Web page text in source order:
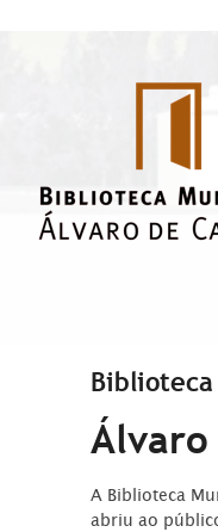
Álvaro
A Biblioteca
abriu ao